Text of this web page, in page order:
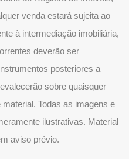
venda estará sujeita ao
à intermediação imobiliária,
deverão ser
posteriores a
sobre quaisquer
Todas as imagens e
ilustrativas. Material
aviso prévio.